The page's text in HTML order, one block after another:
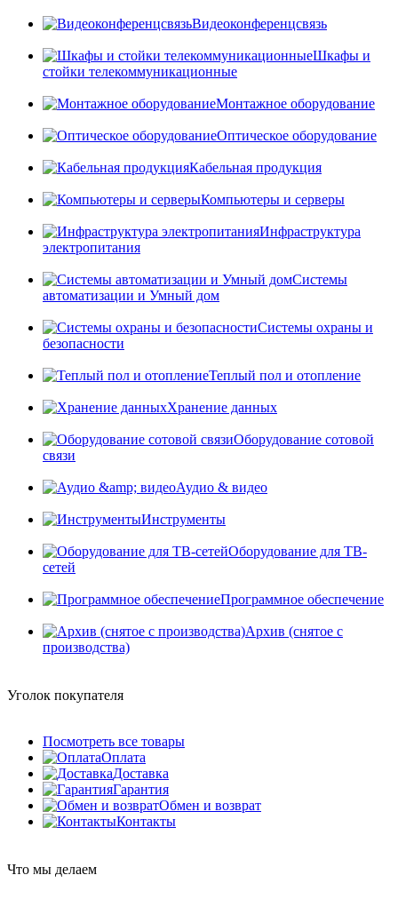
Видеоконференцсвязь
Шкафы и
стойки телекоммуникационные
Монтажное оборудование
Оптическое оборудование
Кабельная продукция
Компьютеры и серверы
Инфраструктура
электропитания
Системы
автоматизации и Умный дом
Системы охраны и
безопасности
Теплый пол и отопление
Хранение данных
Оборудование сотовой
связи
Аудио & видео
Инструменты
Оборудование для ТВ-
сетей
Программное обеспечение
Архив (снятое с
производства)
Уголок покупателя
Посмотреть все товары
Оплата
Доставка
Гарантия
Обмен и возврат
Контакты
Что мы делаем